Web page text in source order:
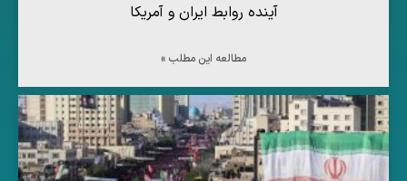
آینده روابط ایران و آمریکا
مطالعه این مطلب »